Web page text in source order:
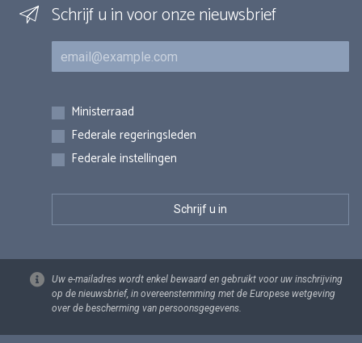
Schrijf u in voor onze nieuwsbrief
E-mail
Inschrijvingen
Ministerraad
Federale regeringsleden
Federale instellingen
Uw e-mailadres wordt enkel bewaard en gebruikt voor uw inschrijving
op de nieuwsbrief, in overeenstemming met de Europese wetgeving
over de bescherming van persoonsgegevens.